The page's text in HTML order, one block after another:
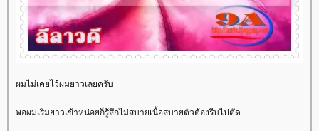
ผมไม่เคยไว้ผมยาวเลยครับ
พอผมเริ่มยาวเข้าหน่อยก็รู้สึกไม่สบายเนื้อสบายตัวต้องรีบไปตัด